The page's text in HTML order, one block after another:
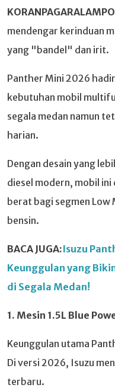
mendengar kerinduan
yang "bandel" dan irit.
Panther Mini 2026
kebutuhan mobil
segala medan namun
harian.
Dengan desain yang
diesel modern, mobil ini
berat bagi segmen Low
bensin.
BACA JUGA:Isuzu
Keunggulan yang
di Segala Medan!
1. Mesin 1.5L Blue
Keunggulan utama
Di versi 2026, Isuzu
terbaru.